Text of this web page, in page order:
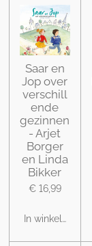
Saar en
Jop over
verschill
ende
gezinnen
- Arjet
Borger
en Linda
Bikker
€ 16,99
In winkelwagen